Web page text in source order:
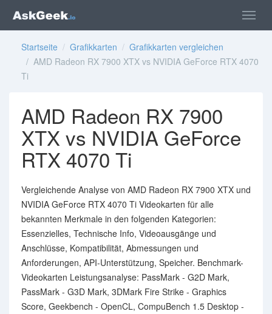
Startseite / Grafikkarten / Grafikkarten vergleichen
/ AMD Radeon RX 7900 XTX vs NVIDIA GeForce RTX 4070
Ti
AMD Radeon RX 7900
XTX vs NVIDIA GeForce
RTX 4070 Ti
Vergleichende Analyse von AMD Radeon RX 7900 XTX und
NVIDIA GeForce RTX 4070 Ti Videokarten für alle
bekannten Merkmale in den folgenden Kategorien:
Essenzielles, Technische Info, Videoausgänge und
Anschlüsse, Kompatibilität, Abmessungen und
Anforderungen, API-Unterstützung, Speicher. Benchmark-
Videokarten Leistungsanalyse: PassMark - G2D Mark,
PassMark - G3D Mark, 3DMark Fire Strike - Graphics
Score, Geekbench - OpenCL, CompuBench 1.5 Desktop -